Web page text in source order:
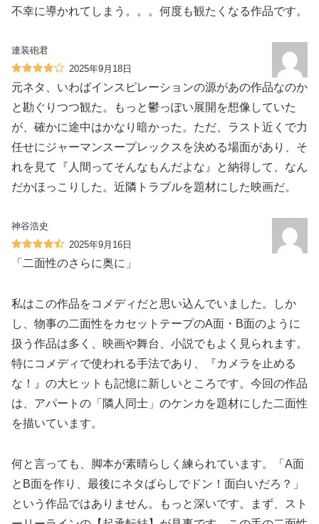
不幸に導かれてしまう。。。何度も観たくなる作品です。
連装砲君
2025年9月18日
元ネタ、いわばインスピレーションの源があの作品なのか
と勘ぐりつつ観た。もっと鬱っぽい展開を想像していた
が、確かに途中はかなり暗かった。ただ、ラスト近くで力
任せにジャーマンスープレックスを決める場面があり、そ
れを見て『人間ってそんなもんだよな』と納得して、なん
だかほっこりした。近隣トラブルを題材にした映画だ。
神谷浩史
2025年9月16日
「二面性のさらに奥に」
私はこの作品をコメディだと思い込んでいました。しか
し、物事の二面性をカセットテープのA面・B面のように
扱う作品は多く、映画や舞台、小説でもよく見られます。
特にコメディで使われる手法であり、『カメラを止める
な！』の大ヒットも記憶に新しいところです。今回の作品
は、アパートの「隣人同士」のケンカを題材にした二面性
を描いています。
何と言っても、脚本が素晴らしく練られています。「A面
とB面を作り、最後にネタばらしでドン！面白いだろ？」
という作品ではありません。もっと深いです。まず、スト